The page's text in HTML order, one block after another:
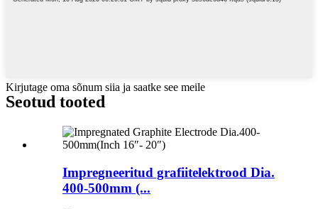
Kirjutage oma sõnum siia ja saatke see meile
Seotud tooted
Impregneeritud grafiitelektrood Dia.
400-500mm (...